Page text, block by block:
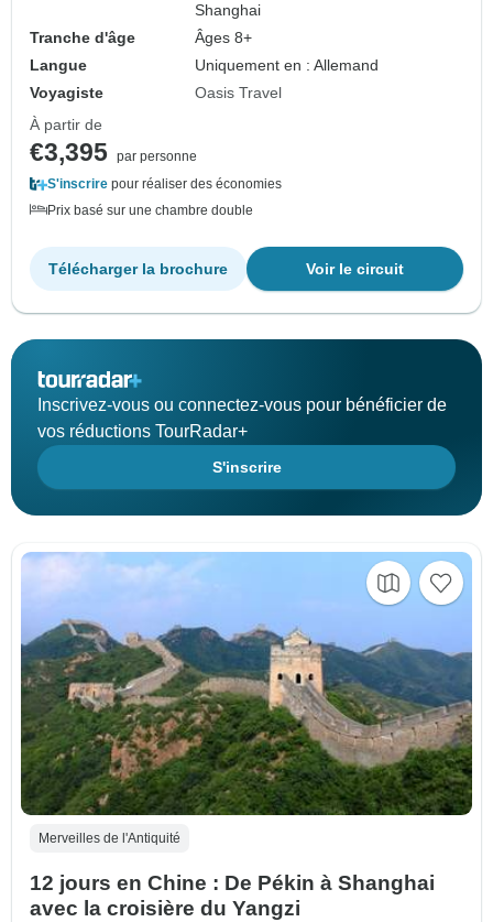
Shanghai
Tranche d'âge
Âges 8+
Langue
Uniquement en : Allemand
Voyagiste
Oasis Travel
À partir de
€3,395 par personne
S'inscrire pour réaliser des économies
Prix basé sur une chambre double
Voir le circuit
Télécharger la brochure
Inscrivez-vous ou connectez-vous pour bénéficier de
vos réductions TourRadar+
S'inscrire
Merveilles de l'Antiquité
12 jours en Chine : De Pékin à Shanghai
avec la croisière du Yangzi